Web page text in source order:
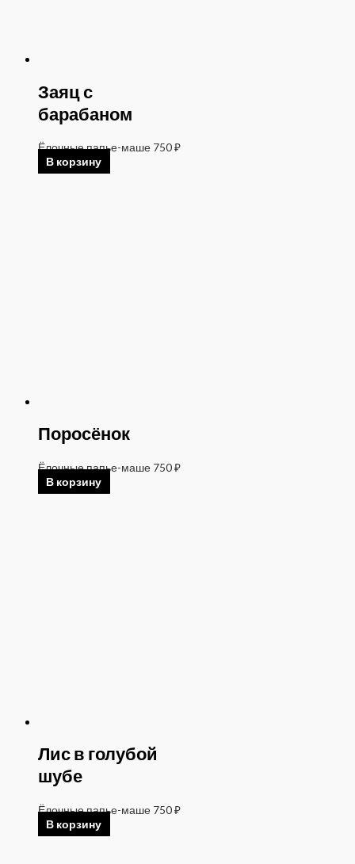
Заяц с
барабаном
Ёлочные папье-маше 750₽
В корзину
Поросёнок
Ёлочные папье-маше 750₽
В корзину
Лис в голубой
шубе
Ёлочные папье-маше 750₽
В корзину